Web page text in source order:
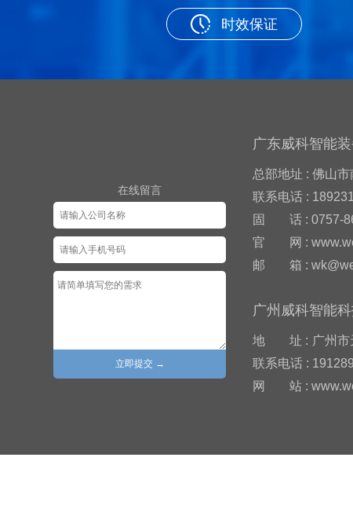
时效保证
在线留言
广东威科智能
总部地址 : 佛山
联系电话 :
固
话 : 0757-
官
网 :
邮
箱 :
广州威科智能
地 址 : 广州
联系电话 :
网
站 :